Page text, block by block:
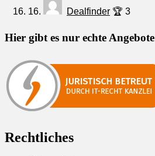
16. Dealfinder 🏆 3
Hier gibt es nur echte Angebote
Rechtliches